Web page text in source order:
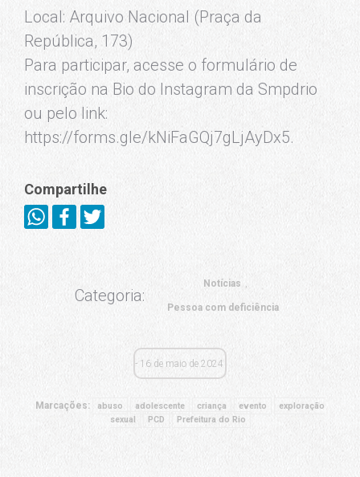
Local: Arquivo Nacional (Praça da
República, 173)
Para participar, acesse o formulário de
inscrição na Bio do Instagram da Smpdrio
ou pelo link:
https://forms.gle/kNiFaGQj7gLjAyDx5.
Compartilhe
Categoria:
Notícias
Pessoa com deficiência
16 de maio de 2024
Marcações: abuso adolescente criança evento
exploração
sexual
PCD Prefeitura do Rio